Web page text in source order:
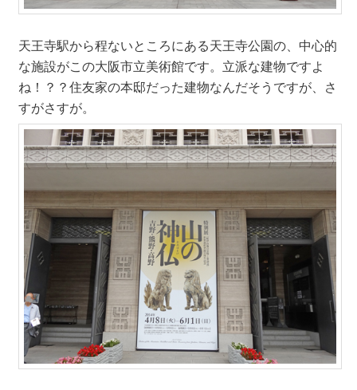
天王寺駅から程ないところにある天王寺公園の、中心的
な施設がこの大阪市立美術館です。立派な建物ですよ
ね！？？住友家の本邸だった建物なんだそうですが、さ
すがさすが。